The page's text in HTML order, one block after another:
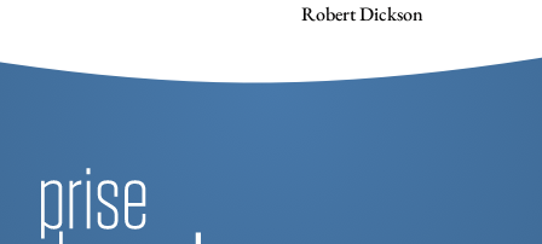
Robert Dickson